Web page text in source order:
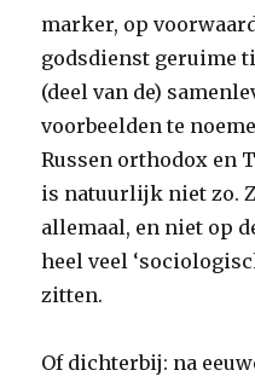
marker, op
godsdienst geruime
(deel van de)
voorbeelden te
Russen orthodox en
is natuurlijk niet zo.
allemaal, en niet op
heel veel
zitten.
Of dichterbij: na